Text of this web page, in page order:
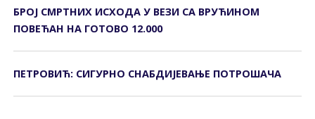
БРОЈ СМРТНИХ ИСХОДА У ВЕЗИ СА ВРУЋИНОМ
ПОВЕЋАН НА ГОТОВО 12.000
ПЕТРОВИЋ: СИГУРНО СНАБДИЈЕВАЊЕ ПОТРОШАЧА